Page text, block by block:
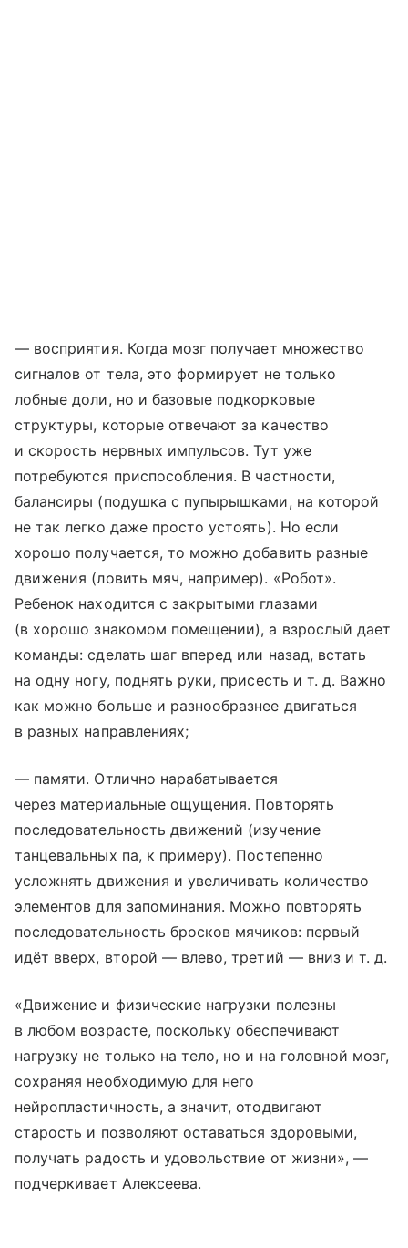
— восприятия. Когда мозг получает множество
сигналов от тела, это формирует не только
лобные доли, но и базовые подкорковые
структуры, которые отвечают за качество
и скорость нервных импульсов. Тут уже
потребуются приспособления. В частности,
балансиры (подушка с пупырышками, на которой
не так легко даже просто устоять). Но если
хорошо получается, то можно добавить разные
движения (ловить мяч, например). «Робот».
Ребенок находится с закрытыми глазами
(в хорошо знакомом помещении), а взрослый дает
команды: сделать шаг вперед или назад, встать
на одну ногу, поднять руки, присесть и т. д. Важно
как можно больше и разнообразнее двигаться
в разных направлениях;
— памяти. Отлично нарабатывается
через материальные ощущения. Повторять
последовательность движений (изучение
танцевальных па, к примеру). Постепенно
усложнять движения и увеличивать количество
элементов для запоминания. Можно повторять
последовательность бросков мячиков: первый
идёт вверх, второй — влево, третий — вниз и т. д.
«Движение и физические нагрузки полезны
в любом возрасте, поскольку обеспечивают
нагрузку не только на тело, но и на головной мозг,
сохраняя необходимую для него
нейропластичность, а значит, отодвигают
старость и позволяют оставаться здоровыми,
получать радость и удовольствие от жизни», —
подчеркивает Алексеева.